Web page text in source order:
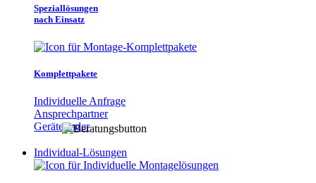
Speziallösungen
nach Einsatz
Komplettpakete
Individuelle Anfrage
Ansprechpartner
Gerätefinder
Individual-Lösungen